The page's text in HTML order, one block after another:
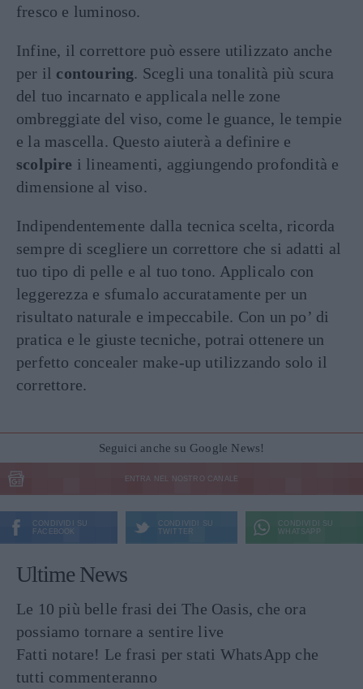
fresco e luminoso.
Infine, il correttore può essere utilizzato anche
per il contouring. Scegli una tonalità più scura
del tuo incarnato e applicala nelle zone
ombreggiate del viso, come le guance, le tempie
e la mascella. Questo aiuterà a definire e
scolpire i lineamenti, aggiungendo profondità e
dimensione al viso.
Indipendentemente dalla tecnica scelta, ricorda
sempre di scegliere un correttore che si adatti al
tuo tipo di pelle e al tuo tono. Applicalo con
leggerezza e sfumalo accuratamente per un
risultato naturale e impeccabile. Con un po’ di
pratica e le giuste tecniche, potrai ottenere un
perfetto concealer make-up utilizzando solo il
correttore.
Seguici anche su Google News!
ENTRA NEL NOSTRO CANALE
CONDIVIDI SU
FACEBOOK
CONDIVIDI SU
TWITTER
CONDIVIDI SU
WHATSAPP
Ultime News
Le 10 più belle frasi dei The Oasis, che ora
possiamo tornare a sentire live
Fatti notare! Le frasi per stati WhatsApp che
tutti commenteranno